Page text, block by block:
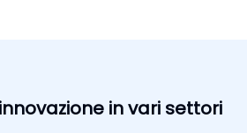
in vari settori